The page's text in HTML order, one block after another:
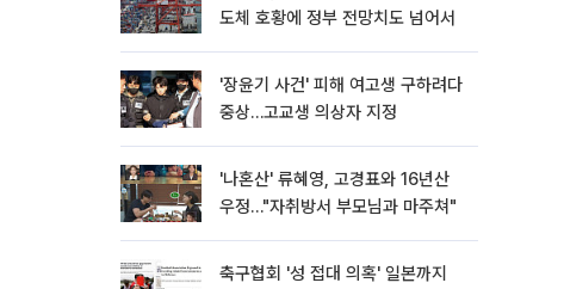
도체 호황에 정부 전망치도 넘어서
'장윤기 사건' 피해 여고생 구하려다
중상…고교생 의상자 지정
'나혼산' 류혜영, 고경표와 16년산
우정…"자취방서 부모님과 마주쳐"
축구협회 '성 접대 의혹' 일본까지